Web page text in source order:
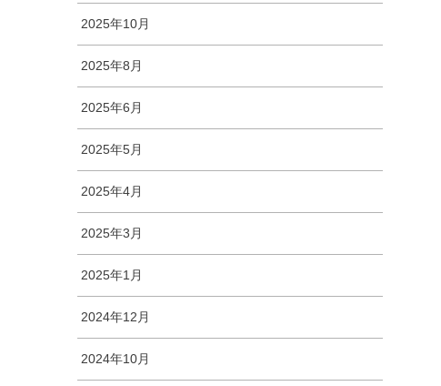
2025年10月
2025年8月
2025年6月
2025年5月
2025年4月
2025年3月
2025年1月
2024年12月
2024年10月